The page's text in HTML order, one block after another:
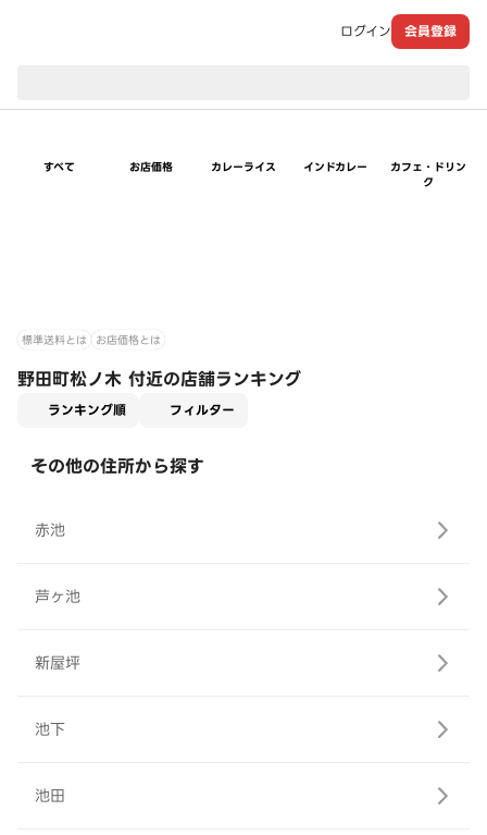
ログイン 会員登録
すべて お店価格 カレーライス インドカレー
カフェ・ドリン
ク
標準送料とは お店価格とは
野田町松ノ木 付近の店舗ランキング
ランキング順 フィルター
その他の住所から探す
赤池
芦ヶ池
新屋坪
池下
池田